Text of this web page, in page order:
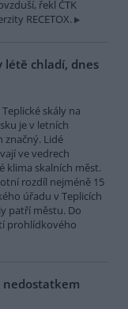
řekl ČTK
RECETOX.
létě chladí, dnes
skály na
je v letních
značný. Lidé
ve vedrech
klima skalních měst.
rozdíl nejméně 15
úřadu v Teplicích
patří městu. Do
prohlídkového
nedostatkem